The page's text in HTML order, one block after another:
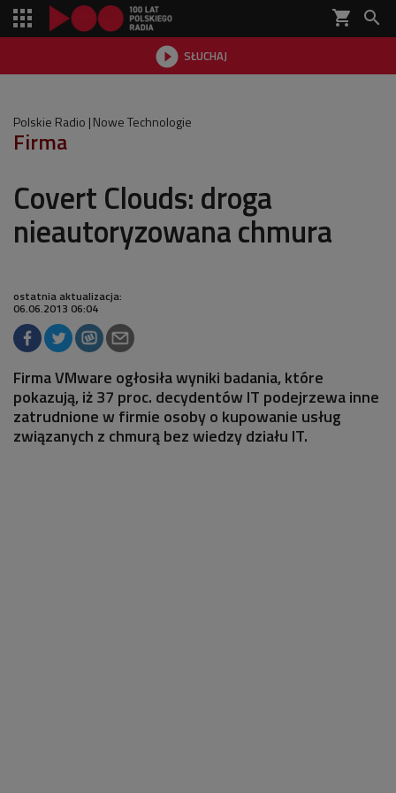
shopping_cart 
 SŁUCHAJ

Polskie Radio Nowe Technologie
Firma
Covert Clouds: droga
nieautoryzowana chmura
ostatnia aktualizacja:
06.06.2013 06:04
Firma VMware ogłosiła wyniki badania, które
pokazują, iż 37 proc. decydentów IT podejrzewa inne
zatrudnione w firmie osoby o kupowanie usług
związanych z chmurą bez wiedzy działu IT.